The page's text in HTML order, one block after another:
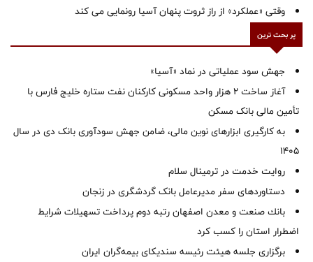
وقتی «عملکرد» از راز ثروت پنهان آسیا رونمایی می کند
پر بحث ترین
جهش سود عملیاتی در نماد «آسیا»
آغاز ساخت ۲ هزار واحد مسکونی کارکنان نفت ستاره خلیج فارس با
تأمین مالی بانک مسکن
به کارگیری ابزارهای نوین مالی، ضامن جهش سودآوری بانک دی در سال
1405
روایت خدمت در ترمینال سلام
دستاوردهای سفر مدیرعامل بانک گردشگری در زنجان
بانك صنعت و معدن اصفهان رتبه دوم پرداخت تسهیلات شرایط
اضطرار استان را كسب كرد
برگزاری جلسه هیئت رئیسه سندیکای بیمه‌گران ایران